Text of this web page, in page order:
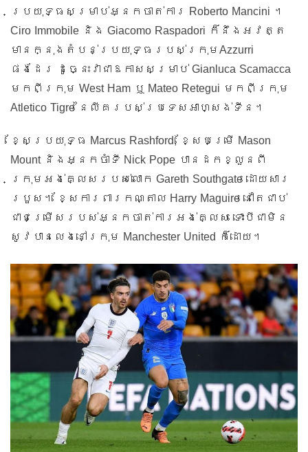
ប្រយុទ្ធសម្រាប់អ្នកចាត់ការ Roberto Mancini ។
Ciro Immobile និង Giacomo Raspadori ក៏នឹងអវត្ត
មានក្នុងតំបន់ប្រយុទ្ធរបស់ក្រុម Azzurri
ផងដែរ ដូច្នេះវាជាឱកាសសម្រាប់ Gianluca Scamacca
មកពីក្រុម West Ham ឬ Mateo Retegui មកពីក្រុម
Atletico Tigre នៃលីគរបស់ប្រទេសអាហ្សង់ទីន។
ខ្សែប្រយុទ្ធ Marcus Rashford, ខ្សែបម្រើ Mason
Mount និងអ្នកចាំទី Nick Pope បានដកខ្លួនពី
ក្រុមអង់គ្លេសរបស់លោក Gareth Southgate ដោយសារ
របួស។ ខ្សែការពារកណ្តាល Harry Maguire នៅតែជាប់
ជាជម្រើសរបស់អ្នកចាត់ការអង់គ្លេស ទោះបីជាមិន
សូវបានលេងនៅក្រុម Manchester United ក៏ដោយ។